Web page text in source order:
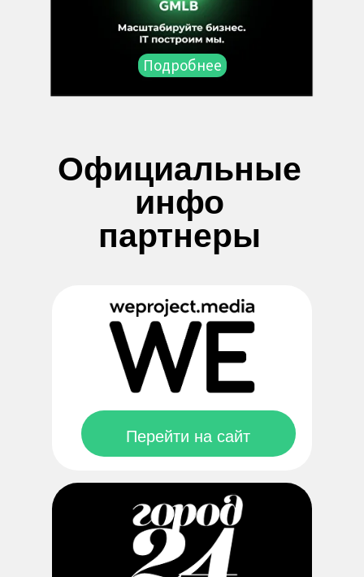
Подробнее
Официальные
инфо
партнеры
Перейти на сайт
Частые вопросы